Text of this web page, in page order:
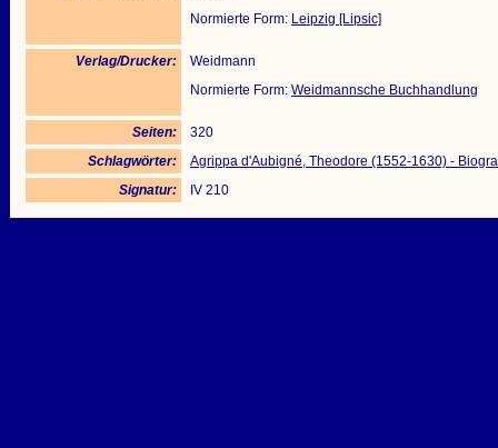
Normierte Form: Leipzig [Lipsic]
Verlag/Drucker:
Weidmann
Normierte Form: Weidmannsche Buchhandlung
Seiten:
320
Schlagwörter:
Agrippa d'Aubigné, Theodore (1552-1630) -
Signatur:
IV 210